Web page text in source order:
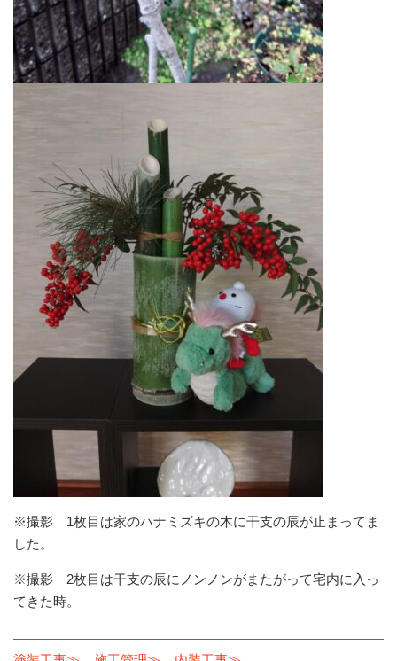
※撮影 1枚目は家のハナミズキの木に干支の辰が止まってま
した。
※撮影 2枚目は干支の辰にノンノンがまたがって宅内に入っ
てきた時。